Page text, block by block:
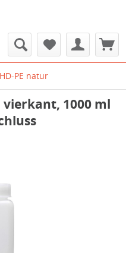
PE natur
vierkant, 1000 ml